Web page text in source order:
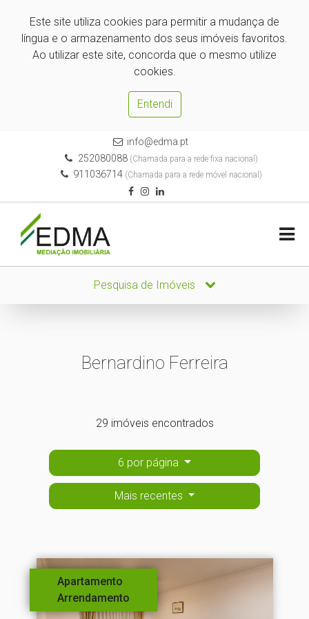
Este site utiliza cookies para permitir a mudança de
língua e o armazenamento dos seus imóveis favoritos.
Ao utilizar este site, concorda que o mesmo utilize
cookies.
Entendi
info@edma.pt
252080088(Chamada para a rede fixa nacional)
911036714 (Chamada para a rede móvel nacional)
Pesquisa de Imóveis
Bernardino Ferreira
29 imóveis encontrados
6 por página
Mais recentes
Apartamento
Arrendamento